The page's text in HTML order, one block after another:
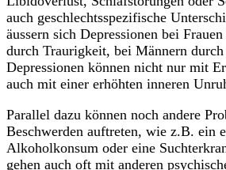
auch geschlechtsspezifische
äussern sich Depressionen bei
durch Traurigkeit, bei Männern
Depressionen können nicht nur mit
auch mit einer erhöhten inneren
Parallel dazu können noch andere
Beschwerden auftreten, wie z.B. ein
Alkoholkonsum oder eine
gehen auch oft mit anderen